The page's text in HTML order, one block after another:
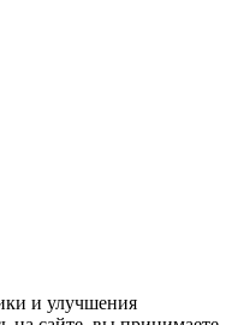
и улучшения